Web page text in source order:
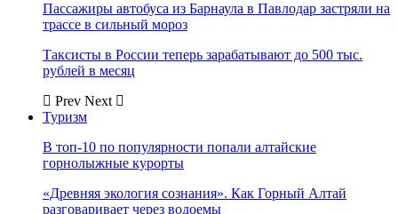
Пассажиры автобуса из Барнаула в Павлодар застряли на
трассе в сильный мороз
Таксисты в России теперь зарабатывают до 500 тыс.
рублей в месяц
Prev Next
Туризм
В топ-10 по популярности попали алтайские
горнолыжные курорты
«Древняя экология сознания». Как Горный Алтай
разговаривает через водоемы